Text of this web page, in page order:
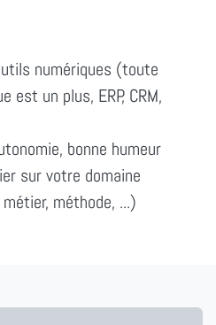
numériques (toute
est un plus, ERP, CRM,
bonne humeur
sur votre domaine
méthode, ...)